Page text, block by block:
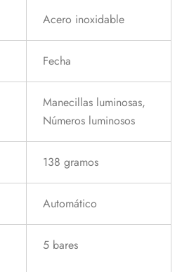
Acero inoxidable
Fecha
Manecillas luminosas,
Números luminosos
138 gramos
Automático
5 bares